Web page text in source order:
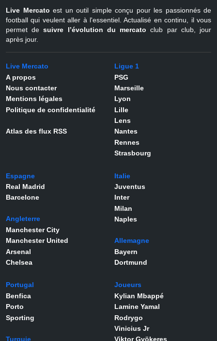
Live Mercato est un outil simple conçu pour les passionnés de
football qui veulent aller à l'essentiel. Actualisé en continu, il vous
permet desuivre l’évolution du mercato club par club, jour
après jour.
Live Mercato
A propos
Nous contacter
Mentions légales
Politique de confidentialité
Atlas des flux RSS
Ligue 1
PSG
Marseille
Lyon
Lille
Lens
Nantes
Rennes
Strasbourg
Espagne
Real Madrid
Barcelone
Angleterre
Manchester City
Manchester United
Arsenal
Chelsea
Italie
Juventus
Inter
Milan
Naples
Allemagne
Bayern
Dortmund
Portugal
Benfica
Porto
Sporting
Turquie
Joueurs
Kylian Mbappé
Lamine Yamal
Rodrygo
Vinicius Jr
Viktor Gyökeres